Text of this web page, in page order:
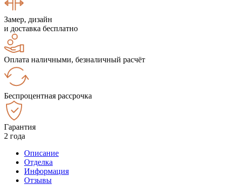
Замер, дизайн
и доставка бесплатно
Оплата наличными, безналичный расчёт
Беспроцентная рассрочка
Гарантия
2 года
Описание
Отделка
Информация
Отзывы